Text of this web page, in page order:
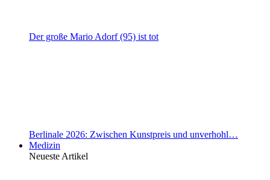
Der große Mario Adorf (95) ist tot
Berlinale 2026: Zwischen Kunstpreis und unverhohl…
Medizin
Neueste Artikel